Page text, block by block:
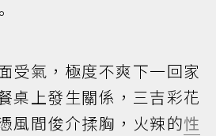
受氣，極度不爽下一回家
桌上發生關係，三吉彩花
風間俊介揉胸，火辣的性